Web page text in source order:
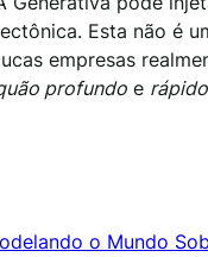
Esta não é
empresas
profundo e rápido
o Mundo